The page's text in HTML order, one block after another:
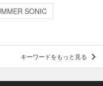
SONIC
キーワードをもっと見る